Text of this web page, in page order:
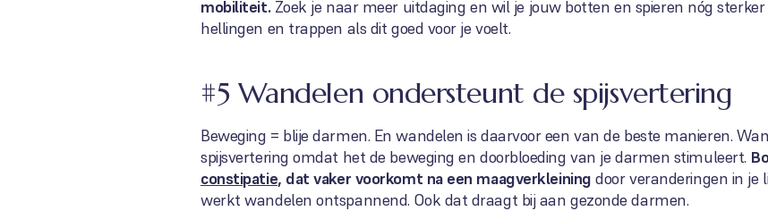
mobiliteit. Zoek je naar meer uitdaging en wil je jouw botten en spieren nóg
hellingen en trappen als dit goed voor je voelt.
#5 Wandelen ondersteunt de spijsvertering
Beweging = blije darmen. En wandelen is daarvoor een van de beste manieren.
spijsvertering omdat het de beweging en doorbloeding van je darmen stimuleert.
constipatie, dat vaker voorkomt na een maagverkleiningdoor veranderingen in je
werkt wandelen ontspannend. Ook dat draagt bij aan gezonde darmen.